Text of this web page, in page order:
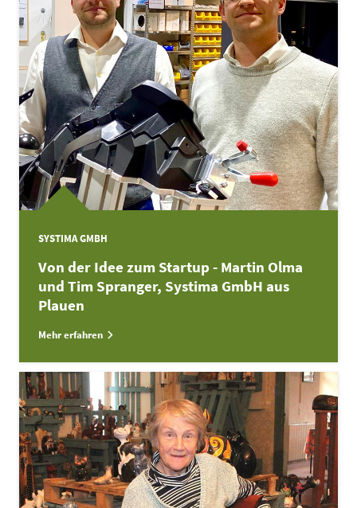
SYSTIMA GMBH
Von der Idee zum Startup - Martin Olma
und Tim Spranger, Systima GmbH aus
Plauen
Mehr erfahren